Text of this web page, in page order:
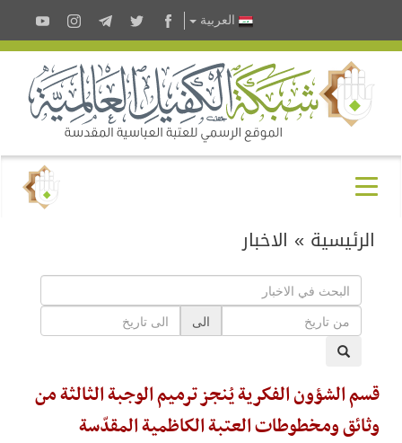
العربية
الرئيسية » الاخبار
الى
قسم الشؤون الفكرية يُنجز ترميم الوجبة الثالثة من
وثائق ومخطوطات العتبة الكاظمية المقدّسة